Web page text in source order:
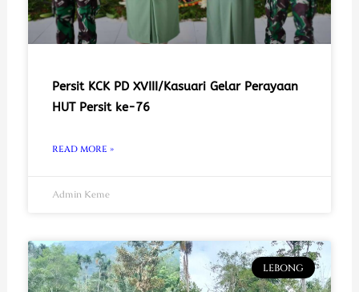
Persit KCK PD XVIII/Kasuari Gelar Perayaan
HUT Persit ke-76
READ MORE »
Admin Keme
LEBONG